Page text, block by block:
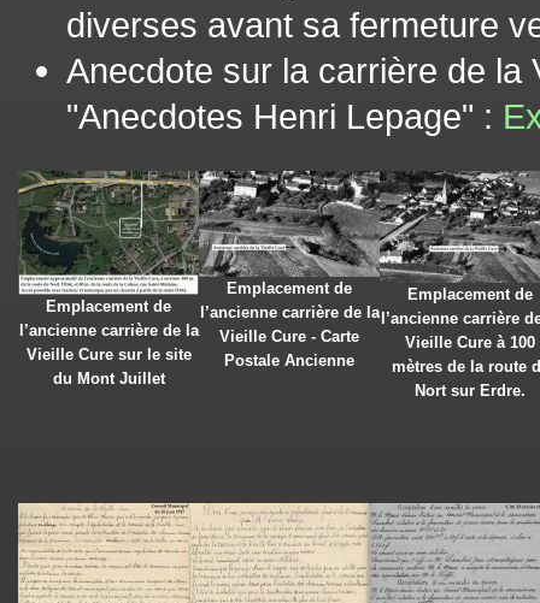
diverses avant sa fermeture
Anecdote sur la carrière de la
"Anecdotes Henri Lepage" :
Emplacement de
l’ancienne carrière de la
Vieille Cure sur le site
du Mont Juillet
Emplacement de
l’ancienne carrière de la
Vieille Cure - Carte
Postale Ancienne
Emplacement de
l’ancienne carrière
Vieille Cure à 100
mètres de la route
Nort sur Erdre.